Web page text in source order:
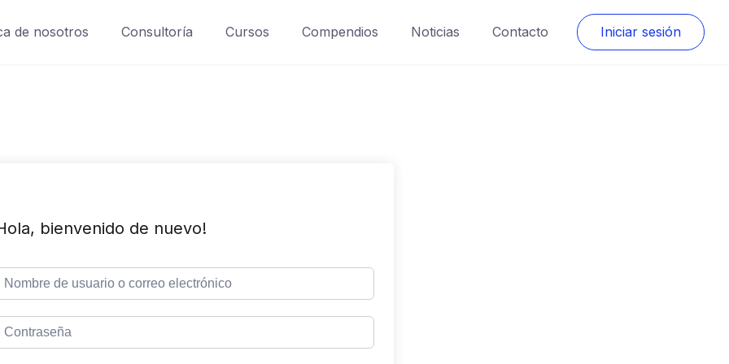
de nosotros Consultoría Cursos Compendios Noticias Contacto Iniciar sesión
bienvenido de nuevo!